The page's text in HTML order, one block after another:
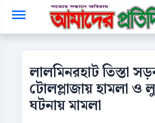
লালমিনরহাট তিস্তা
টোলপ্লাজায় হামলা ও
ঘটনায় মামলা